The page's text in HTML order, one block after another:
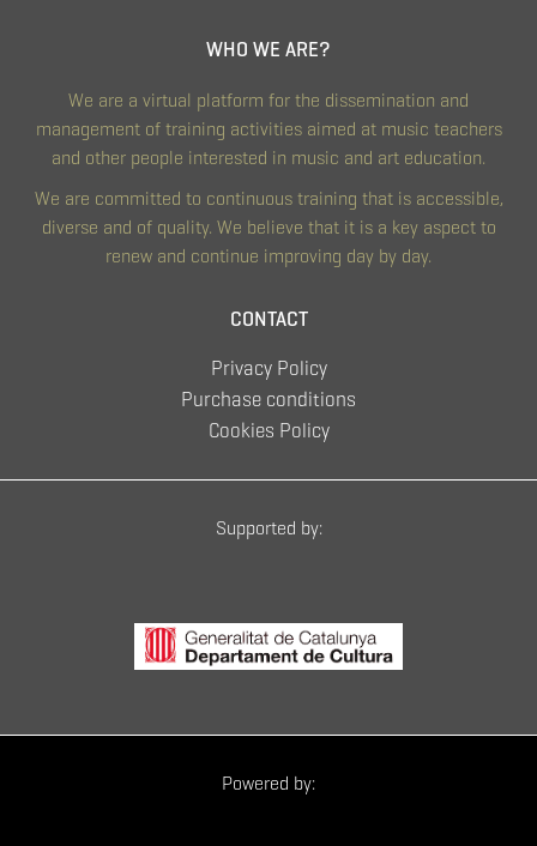
WHO WE ARE?
We are a virtual platform for the dissemination and
management of training activities aimed at music teachers
and other people interested in music and art education.
We are committed to continuous training that is accessible,
diverse and of quality. We believe that it is a key aspect to
renew and continue improving day by day.
CONTACT
Privacy Policy
Purchase conditions
Cookies Policy
Supported by:
Powered by: